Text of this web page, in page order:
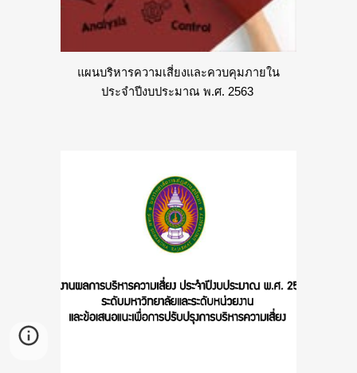
แผนบริหารความเสี่ยงและควบคุมภายใน
ประจำปีงบประมาณ พ.ศ. 2563